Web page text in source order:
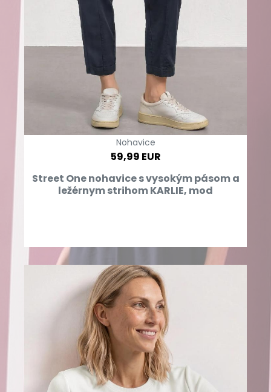
Nohavice
59,99 EUR
Street One nohavice s vysokým pásom a
ležérnym strihom KARLIE, mod